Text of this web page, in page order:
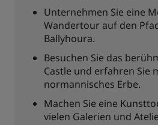
Unternehmen Sie eine
Wandertour auf den
Ballyhoura.
Besuchen Sie das
Castle und erfahren Sie
normannisches Erbe.
Machen Sie eine
vielen Galerien und